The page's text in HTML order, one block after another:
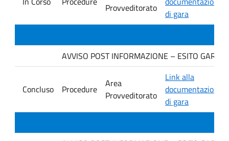
Provveditorato
di gara
AVVISO POST INFORMAZIONE – ESITO
Concluso Procedure
Area
Provveditorato
Link alla
documentazione
di gara